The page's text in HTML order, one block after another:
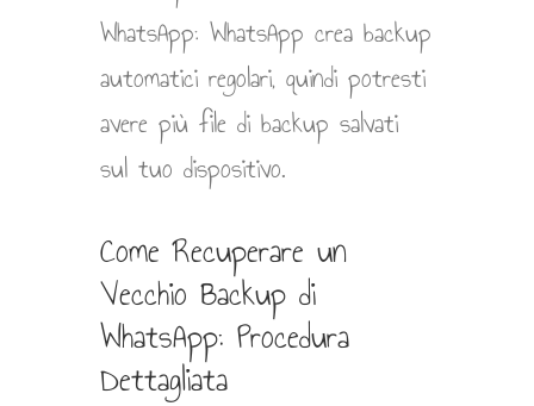
WhatsApp: WhatsApp crea backup
automatici regolari, quindi potresti
avere più file di backup salvati
sul tuo dispositivo.
Come Recuperare un
Vecchio Backup di
WhatsApp: Procedura
Dettagliata